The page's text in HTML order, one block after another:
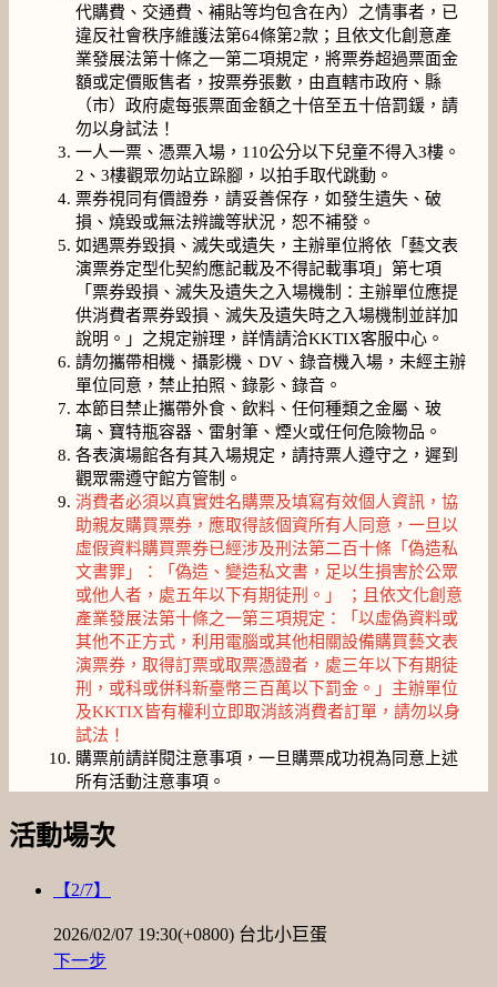
代購費、交通費、補貼等均包含在內）之情事者，已
違反社會秩序維護法第64條第2款；且依文化創意產
業發展法第十條之一第二項規定，將票券超過票面金
額或定價販售者，按票券張數，由直轄市政府、縣
（市）政府處每張票面金額之十倍至五十倍罰鍰，請
勿以身試法！
一人一票、憑票入場， 110公分以下兒童不得入3樓。
2、3樓觀眾勿站立跺腳，以拍手取代跳動。
票券視同有價證券，請妥善保存，如發生遺失、破
損、燒毀或無法辨識等狀況，恕不補發。
如遇票券毀損、滅失或遺失，主辦單位將依「藝文表
演票券定型化契約應記載及不得記載事項」第七項
「票券毀損、滅失及遺失之入場機制：主辦單位應提
供消費者票券毀損、滅失及遺失時之入場機制並詳加
說明。」之規定辦理，詳情請洽KKTIX客服中心。
請勿攜帶相機、攝影機、DV、錄音機入場，未經主辦
單位同意，禁止拍照、錄影、錄音。
本節目禁止攜帶外食、飲料、任何種類之金屬、玻
璃、寶特瓶容器、雷射筆、煙火或任何危險物品。
各表演場館各有其入場規定，請持票人遵守之，遲到
觀眾需遵守館方管制。
消費者必須以真實姓名購票及填寫有效個人資訊，協
助親友購買票券，應取得該個資所有人同意，一旦以
虛假資料購買票券已經涉及刑法第二百十條「偽造私
文書罪」：「偽造、變造私文書，足以生損害於公眾
或他人者，處五年以下有期徒刑。」 ；且依文化創意
產業發展法第十條之一第三項規定：「以虛偽資料或
其他不正方式，利用電腦或其他相關設備購買藝文表
演票券，取得訂票或取票憑證者，處三年以下有期徒
刑，或科或併科新臺幣三百萬以下罰金。」主辦單位
及KKTIX皆有權利立即取消該消費者訂單，請勿以身
試法！
購票前請詳閱注意事項，一旦購票成功視為同意上述
所有活動注意事項。
活動場次
【2/7】
2026/02/07 19:30(+0800) 台北小巨蛋
下一步